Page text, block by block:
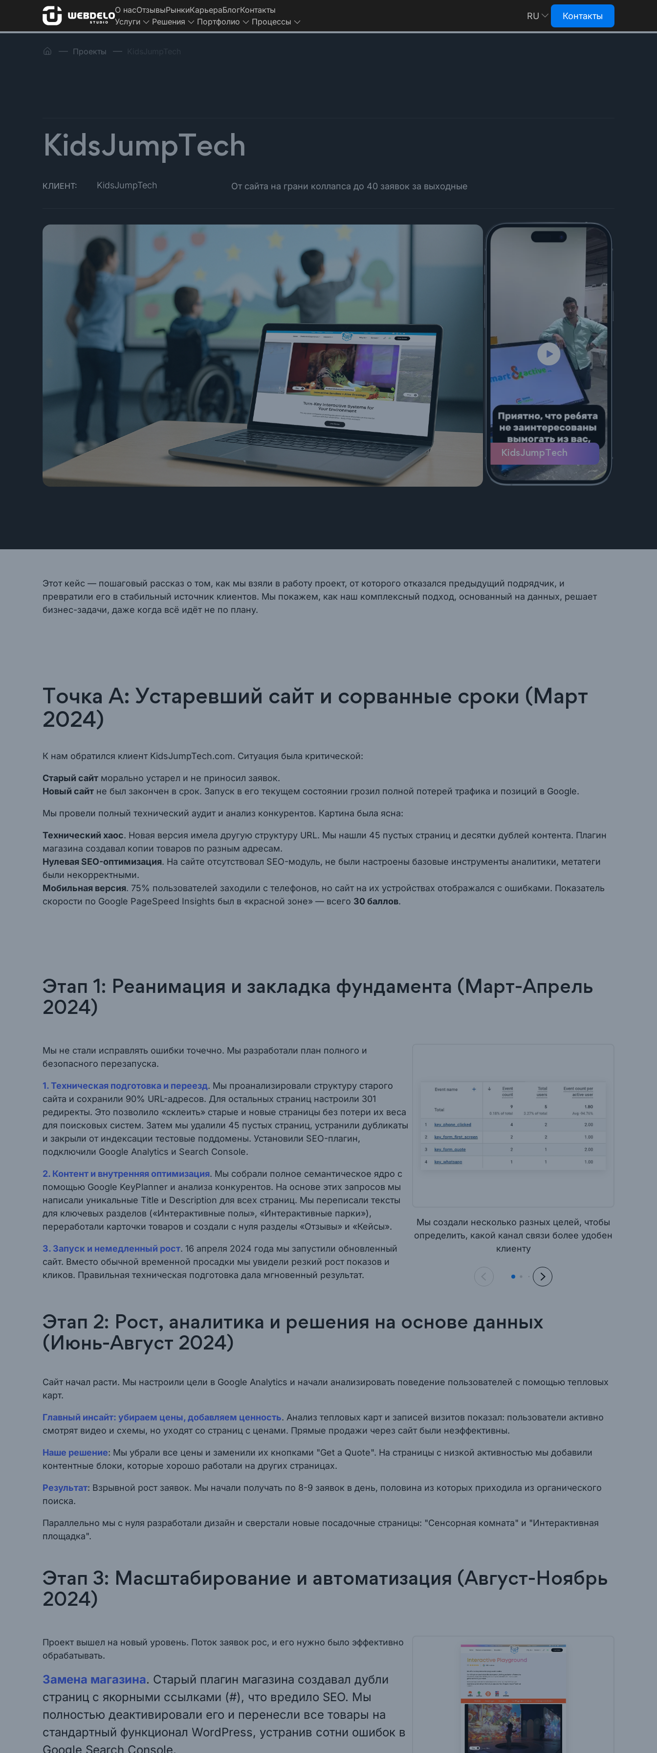
О насОтзывыРынкиКарьераБлогКонтакты
Услуги
Решения Портфолио Процессы
RU
EN
Контакты
Проекты
KidsJumpTech
КЛИЕНТ: KidsJumpTech От сайта на грани коллапса до 40 заявок за выходные
KidsJumpTech
Этот кейс — пошаговый рассказ о том, как мы взяли в работу проект, от которого отказался предыдущий подрядчик, и
превратили его в стабильный источник клиентов. Мы покажем, как наш комплексный подход, основанный на данных, решает
бизнес-задачи, даже когда всё идёт не по плану.
Точка А: Устаревший сайт и сорванные сроки (Март
2024)
К нам обратился клиент KidsJumpTech.com. Ситуация была критической:
Старый сайт морально устарел и не приносил заявок.
Новый сайт не был закончен в срок. Запуск в его текущем состоянии грозил полной потерей трафика и позиций в Google.
Мы провели полный технический аудит и анализ конкурентов. Картина была ясна:
Технический хаос. Новая версия имела другую структуру URL. Мы нашли 45 пустых страниц и десятки дублей контента. Плагин
магазина создавал копии товаров по разным адресам.
Нулевая SEO-оптимизация. На сайте отсутствовал SEO-модуль, не были настроены базовые инструменты аналитики, метатеги
были некорректными.
Мобильная версия. 75% пользователей заходили с телефонов, но сайт на их устройствах отображался с ошибками. Показатель
скорости по Google PageSpeed Insights был в «красной зоне» — всего 30 баллов.
Этап 1: Реанимация и закладка фундамента (Март-Апрель
2024)
Мы не стали исправлять ошибки точечно. Мы разработали план полного и
безопасного перезапуска.
1. Техническая подготовка и переезд. Мы проанализировали структуру старого
сайта и сохранили 90% URL-адресов. Для остальных страниц настроили 301
редиректы. Это позволило «склеить» старые и новые страницы без потери их веса
для поисковых систем. Затем мы удалили 45 пустых страниц, устранили дубликаты
и закрыли от индексации тестовые поддомены. Установили SEO-плагин,
подключили Google Analytics и Search Console.
2. Контент и внутренняя оптимизация. Мы собрали полное семантическое ядро с
помощью Google KeyPlanner и анализа конкурентов. На основе этих запросов мы
написали уникальные Title и Description для всех страниц. Мы переписали тексты
для ключевых разделов («Интерактивные полы», «Интерактивные парки»),
переработали карточки товаров и создали с нуля разделы «Отзывы» и «Кейсы».
3. Запуск и немедленный рост. 16 апреля 2024 года мы запустили обновленный
сайт. Вместо обычной временной просадки мы увидели резкий рост показов и
кликов. Правильная техническая подготовка дала мгновенный результат.
Мы создали несколько разных целей, чтобы
определить, какой канал связи более удобен
клиенту
Этап 2: Рост, аналитика и решения на основе данных
(Июнь-Август 2024)
Сайт начал расти. Мы настроили цели в Google Analytics и начали анализировать поведение пользователей с помощью тепловых
карт.
Главный инсайт: убираем цены, добавляем ценность. Анализ тепловых карт и записей визитов показал: пользователи активно
смотрят видео и схемы, но уходят со страниц с ценами. Прямые продажи через сайт были неэффективны.
Наше решение: Мы убрали все цены и заменили их кнопками "Get a Quote". На страницы с низкой активностью мы добавили
контентные блоки, которые хорошо работали на других страницах.
Результат: Взрывной рост заявок. Мы начали получать по 8-9 заявок в день, половина из которых приходила из органического
поиска.
Параллельно мы с нуля разработали дизайн и сверстали новые посадочные страницы: "Сенсорная комната" и "Интерактивная
площадка".
Этап 3: Масштабирование и автоматизация (Август-Ноябрь
2024)
Проект вышел на новый уровень. Поток заявок рос, и его нужно было эффективно
обрабатывать.
Замена магазина. Старый плагин магазина создавал дубли
страниц с якорными ссылками (#), что вредило SEO. Мы
полностью деактивировали его и перенесли все товары на
стандартный функционал WordPress, устранив сотни ошибок в
Google Search Console.